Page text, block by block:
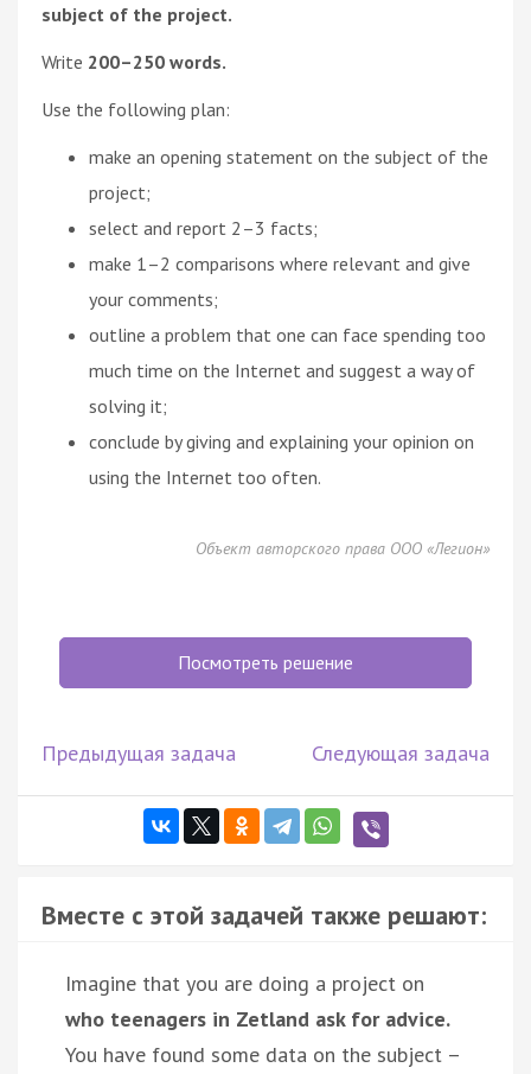
subject of the project.
Write 200–250 words.
Use the following plan:
make an opening statement on the subject of the
project;
select and report 2–3 facts;
make 1–2 comparisons where relevant and give
your comments;
outline a problem that one can face spending too
much time on the Internet and suggest a way of
solving it;
conclude by giving and explaining your opinion on
using the Internet too often.
Объект авторского права ООО «Легион»
Посмотреть решение
Предыдущая задача Следующая задача
Вместе с этой задачей также решают:
Imagine that you are doing a project on
who teenagers in Zetland ask for advice.
You have found some data on the subject –